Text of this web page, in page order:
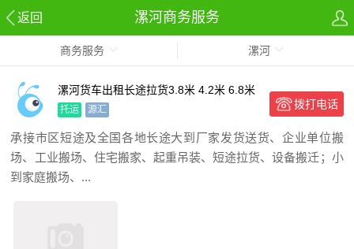
返回 漯河商务服务
商务服务 漯河
漯河货车出租长途拉货3.8米 4.2米 6.8米
9.6米
托运 源汇 拨打电话
承接市区短途及全国各地长途大到厂家发货送货、企业单位搬
场、工业搬场、住宅搬家、起重吊装、短途拉货、设备搬迁；小
到家庭搬场、...